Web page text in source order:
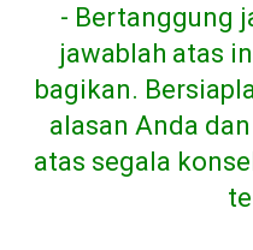
- Bertanggung
jawablah atas
bagikan.
alasan Anda
atas segala